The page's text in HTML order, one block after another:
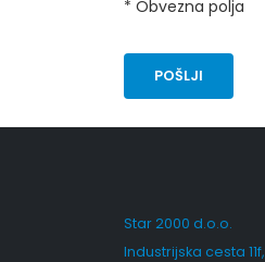
* Obvezna polja
Star 2000 d.o.o.
Industrijska cesta 11f,